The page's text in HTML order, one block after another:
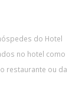
do Hotel
no hotel como
restaurante ou da